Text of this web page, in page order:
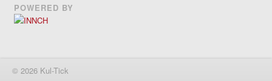
POWERED BY
© 2026 Kul-Tick